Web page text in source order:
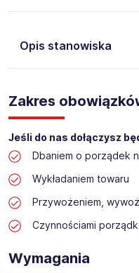
Opis stanowiska
Pośrednictwa Pracy i
Profit jest obecnie jedną
polskich agencji
działalności daliśmy
w całym kraju.
największych firm, jak
przedsiębiorstw w
Obecnie dla naszego
Praca na hali w sklepie
Zakres
Jeśli do nas dołączysz
Dbaniem o porządek
Wykładaniem towaru
Przywożeniem,
Czynnościami
Wymagania